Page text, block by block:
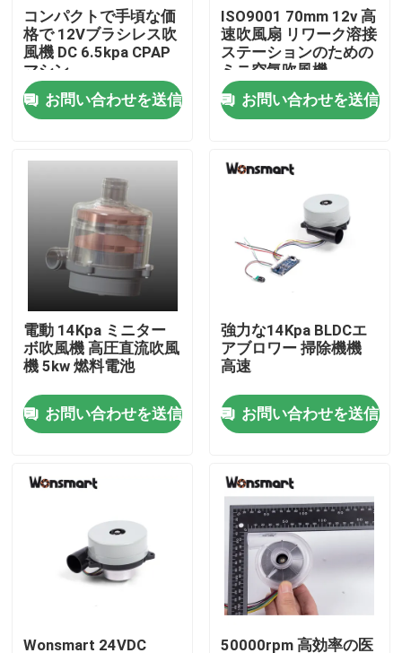
ビデオ
工場 ツアー
品質管理
連絡 ください
ニュース
引金 を 求め て ください
コンパクトで手頃な価
格で 12Vブラシレス吹
風機 DC 6.5kpa CPAP
マシン
お問い合わせを送信
ISO9001 70mm 12v 高
速吹風扇 リワーク溶接
ステーションのための
ミニ空気吹風機
お問い合わせを送信
電動 14Kpa ミニター
ボ吹風機 高圧直流吹風
機 5kw 燃料電池
お問い合わせを送信
強力な14Kpa BLDCエ
アブロワー 掃除機機
高速
お問い合わせを送信
Wonsmart 24VDC 50000rpm 高効率の医